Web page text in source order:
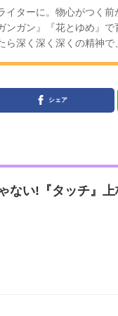
イターに。物心がつく前
ンガン』『花とゆめ』
ら深く深く深くの精神で
シェア
ない!『タッチ』